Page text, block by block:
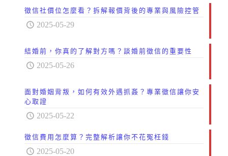
徵信社價位怎麼看？拆解報價背後的專業與風險控管
2025-05-29
結婚前，你真的了解對方嗎？談婚前徵信的重要性
2025-05-26
面對婚姻背叛，如何有效外遇抓姦？專業徵信讓你安
心取證
2025-05-22
徵信費用怎麼算？完整解析讓你不花冤枉錢
2025-05-20